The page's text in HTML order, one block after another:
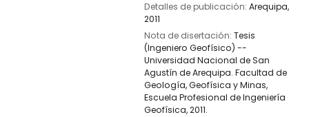
Detalles de publicación: Arequipa,
2011
Nota de disertación: Tesis
(Ingeniero Geofísico) --
Universidad Nacional de San
Agustín de Arequipa. Facultad de
Geología, Geofísica y Minas,
Escuela Profesional de Ingeniería
Geofísica, 2011.